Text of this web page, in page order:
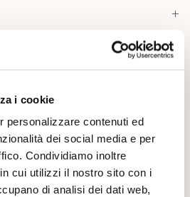
i cookie
personalizzare contenuti ed
dei social media e per
Condividiamo inoltre
cui utilizzi il nostro sito con i
di analisi dei dati web,
Interessarti